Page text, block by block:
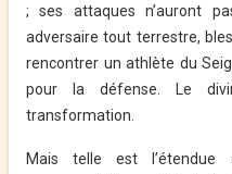
; ses attaques n’auront
adversaire tout terrestre,
rencontrer un athlète du
pour la défense. Le
transformation.
Mais telle est